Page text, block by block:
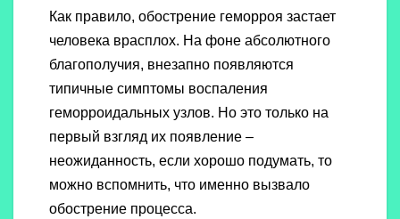
Как правило, обострение геморроя застает
человека врасплох. На фоне абсолютного
благополучия, внезапно появляются
типичные симптомы воспаления
геморроидальных узлов. Но это только на
первый взгляд их появление –
неожиданность, если хорошо подумать, то
можно вспомнить, что именно вызвало
обострение процесса.